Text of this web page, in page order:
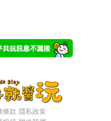
條款 隱私政策